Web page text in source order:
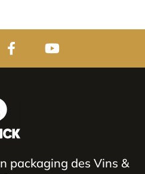
packaging des Vins &